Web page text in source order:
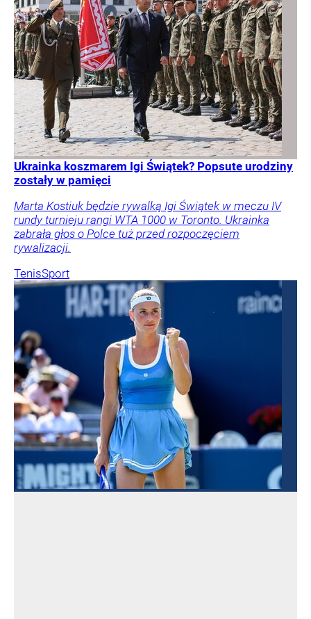
Ukrainka koszmarem Igi Świątek? Popsute urodziny
zostały w pamięci
Marta Kostiuk będzie rywalką Igi Świątek w meczu IV
rundy turnieju rangi WTA 1000 w Toronto. Ukrainka
zabrała głos o Polce tuż przed rozpoczęciem
rywalizacji.
TenisSport